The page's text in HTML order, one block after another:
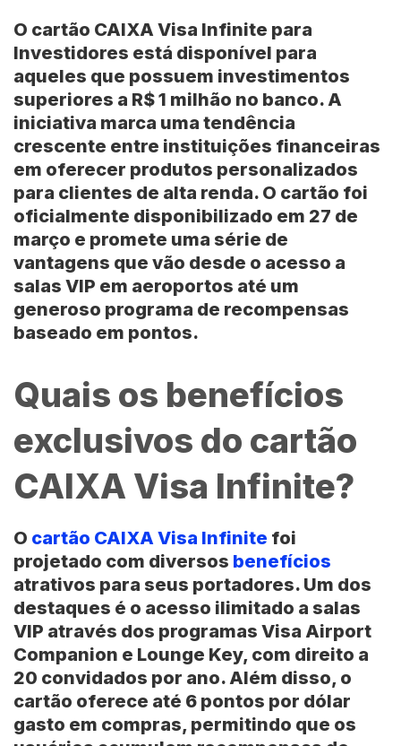
O cartão CAIXA Visa Infinite para
Investidores está disponível para
aqueles que possuem investimentos
superiores a R$ 1 milhão no banco. A
iniciativa marca uma tendência
crescente entre instituições financeiras
em oferecer produtos personalizados
para clientes de alta renda. O cartão foi
oficialmente disponibilizado em 27 de
março e promete uma série de
vantagens que vão desde o acesso a
salas VIP em aeroportos até um
generoso programa de recompensas
baseado em pontos.
Quais os benefícios
exclusivos do cartão
CAIXA Visa Infinite?
O cartão CAIXA Visa Infinite foi
projetado com diversos benefícios
atrativos para seus portadores. Um dos
destaques é o acesso ilimitado a salas
VIP através dos programas Visa Airport
Companion e Lounge Key, com direito a
20 convidados por ano. Além disso, o
cartão oferece até 6 pontos por dólar
gasto em compras, permitindo que os